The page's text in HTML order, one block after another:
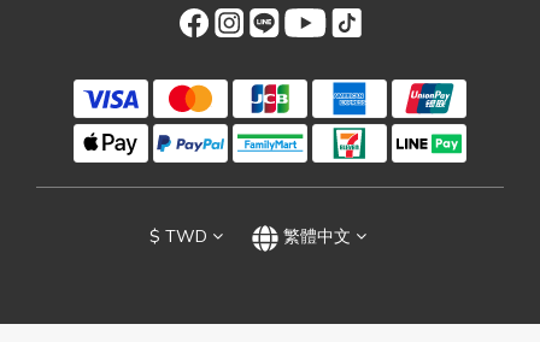
$ TWD 繁體中文